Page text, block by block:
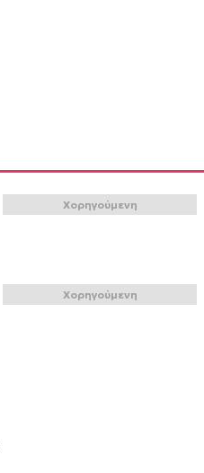
Χορηγούμενη
Χορηγούμενη